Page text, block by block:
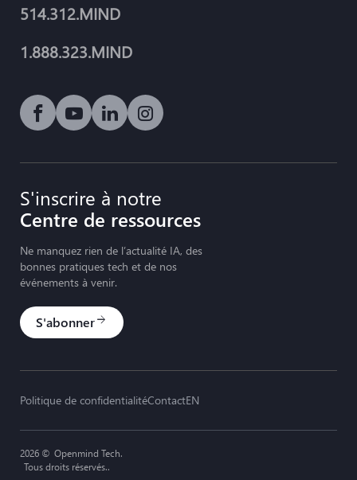
514.312.MIND
1.888.323.MIND
Lien vers les médias sociaux icône-facebook
Lien vers les médias sociaux icône-youtube-
Lien vers les médias sociaux icône-
Lien vers les médias sociaux
S'inscrire à notre
Centre de ressources
Ne manquez rien de l’actualité IA, des
bonnes pratiques tech et de nos
événements à venir.
S'abonnerarrow_forward
Politique de confidentialitéContactEN
2026 © Openmind Tech.
Tous droits réservés..